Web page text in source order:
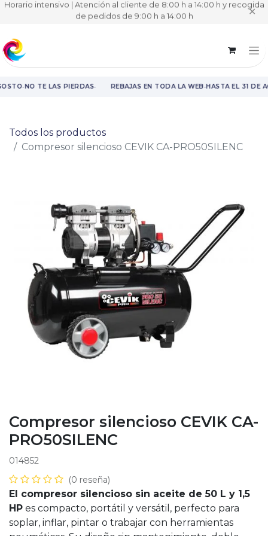
Horario intensivo | Atención al cliente de 8:00 h a 14:00 h y recogida
de pedidos de 9:00 h a 14:00 h
✕
·NO TE LAS PIERDAS· REBAJAS EN TODA LA WEB·HASTA EL 31 DE
Todos los productos
Compresor silencioso CEVIK CA-PRO50SILENC
Compresor silencioso CEVIK CA-
PRO50SILENC
014852
(0 reseña)
El compresor silencioso sin aceite de 50 L y 1,5
HP es compacto, portátil y versátil, perfecto para
soplar, inflar, pintar o trabajar con herramientas